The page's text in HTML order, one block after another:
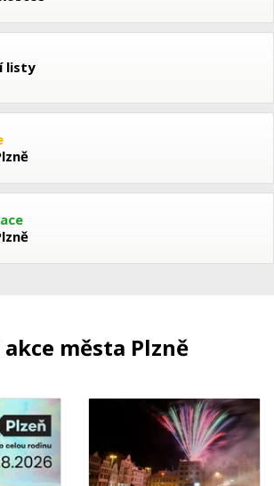
listy
města Plzně